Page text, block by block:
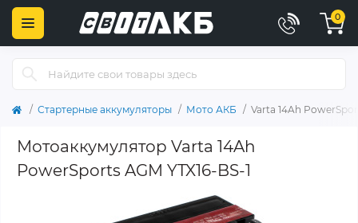
0
Стартерные аккумуляторы Мото АКБ Varta 14Ah
Мотоаккумулятор Varta 14Ah
PowerSports AGM YTX16-BS-1